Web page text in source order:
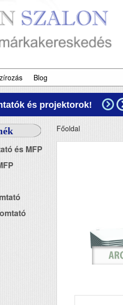
Blog
és projektorok!
és MFP
Főoldal